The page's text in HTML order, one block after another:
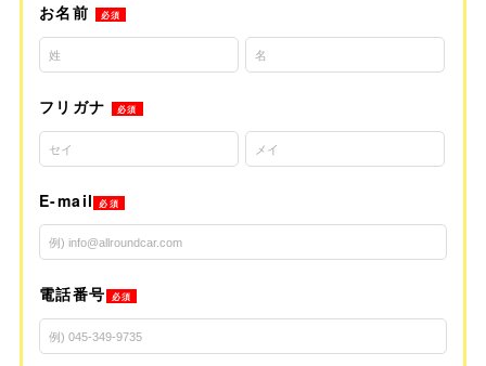
お名前 必須
フリガナ 必須
E-mail 必須
電話番号 必須